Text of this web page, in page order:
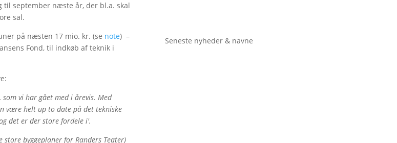
til september næste år, der bl.a. skal
sal.
på næsten 17 mio. kr. (se note) –
Fond, til indkøb af teknik i
vi har gået med i årevis. Med
være helt up to date på det tekniske
det er der store fordele i'.
byggeplaner for Randers Teater)
Seneste nyheder & navne